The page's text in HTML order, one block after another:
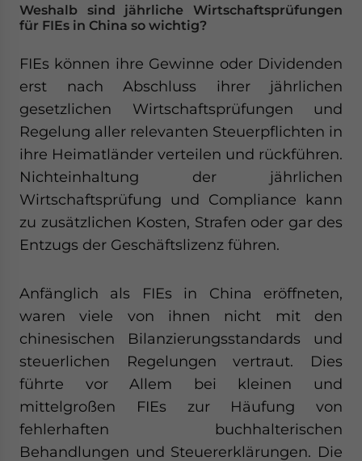
Weshalb sind jährliche Wirtschaftsprüfungen
für FIEs in China so wichtig?
FIEs können ihre Gewinne oder Dividenden
erst nach Abschluss ihrer jährlichen
gesetzlichen Wirtschaftsprüfungen und
Regelung aller relevanten Steuerpflichten in
ihre Heimatländer verteilen und rückführen.
Nichteinhaltung der jährlichen
Wirtschaftsprüfung und Compliance kann
zu zusätzlichen Kosten, Strafen oder gar des
Entzugs der Geschäftslizenz führen.
Anfänglich als FIEs in China eröffneten,
waren viele von ihnen nicht mit den
chinesischen Bilanzierungsstandards und
steuerlichen Regelungen vertraut. Dies
führte vor Allem bei kleinen und
mittelgroßen FIEs zur Häufung von
fehlerhaften buchhalterischen
Behandlungen und Steuererklärungen. Die